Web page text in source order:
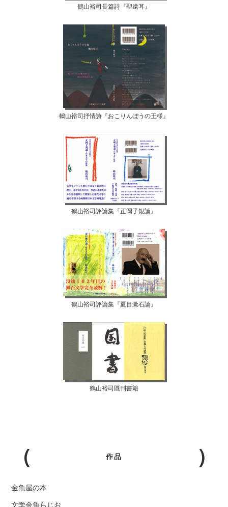
鶴山裕司長篇詩『聖遠耳』
鶴山裕司抒情詩『おこりんぼうの王様』
鶴山裕司評論集『正岡子規論』
鶴山裕司評論集『夏目漱石論』
鶴山裕司既刊書籍
作品
金魚屋の本
文学金魚らじお